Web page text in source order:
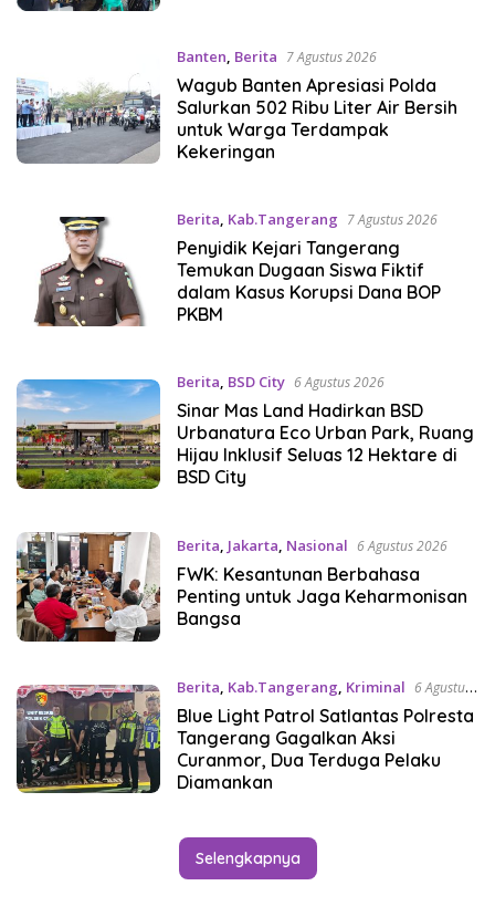
Banten, Berita 7 Agustus 2026
Wagub Banten Apresiasi Polda
Salurkan 502 Ribu Liter Air Bersih
untuk Warga Terdampak
Kekeringan
Berita, Kab.Tangerang 7 Agustus 2026
Penyidik Kejari Tangerang
Temukan Dugaan Siswa Fiktif
dalam Kasus Korupsi Dana BOP
PKBM
Berita, BSD City 6 Agustus 2026
Sinar Mas Land Hadirkan BSD
Urbanatura Eco Urban Park, Ruang
Hijau Inklusif Seluas 12 Hektare di
BSD City
Berita, Jakarta, Nasional 6 Agustus 2026
FWK: Kesantunan Berbahasa
Penting untuk Jaga Keharmonisan
Bangsa
Berita, Kab.Tangerang, Kriminal 6 Agustus
2026
Blue Light Patrol Satlantas Polresta
Tangerang Gagalkan Aksi
Curanmor, Dua Terduga Pelaku
Diamankan
Selengkapnya